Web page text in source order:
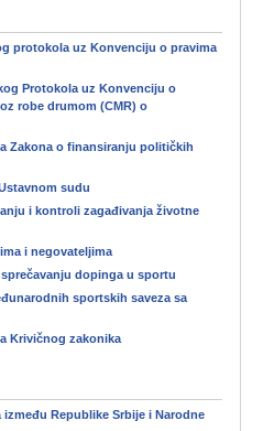
protokola uz Konvenciju o pravima
Protokola uz Konvenciju o
robe drumom (CMR) o
Zakona o finansiranju političkih
sudu
i kontroli zagađivanja životne
i negovateljima
dopinga u sportu
sportskih saveza sa
Krivičnog zakonika
Republike Srbije i Narodne